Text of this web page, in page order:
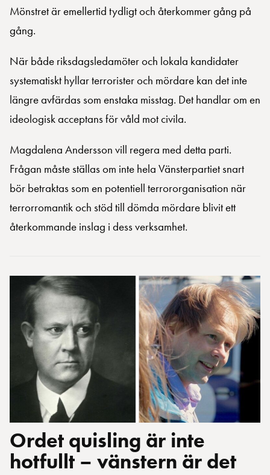
Mönstret är emellertid tydligt och återkommer gång på
gång.
När både riksdagsledamöter och lokala kandidater
systematiskt hyllar terrorister och mördare kan det inte
längre avfärdas som enstaka misstag. Det handlar om en
ideologisk acceptans för våld mot civila.
Magdalena Andersson vill regera med detta parti.
Frågan måste ställas om inte hela Vänsterpartiet snart
bör betraktas som en potentiell terrororganisation när
terrorromantik och stöd till dömda mördare blivit ett
återkommande inslag i dess verksamhet.
Ordet quisling är inte
hotfullt – vänstern är det